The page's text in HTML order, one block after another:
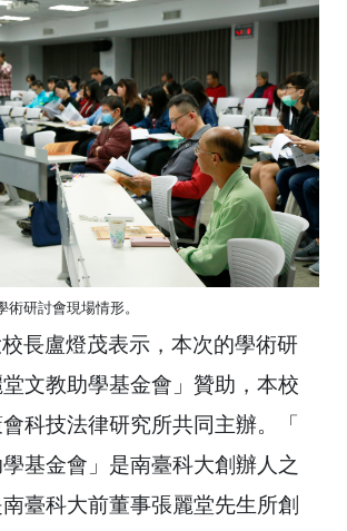
研討會現場情形。
長盧燈茂表示，本次的學術研
文教助學基金會」贊助， 本校
科技法律研究所共同主辦。「
基金會」是南臺科大創辦人之
臺科大前董事張麗堂先生所創